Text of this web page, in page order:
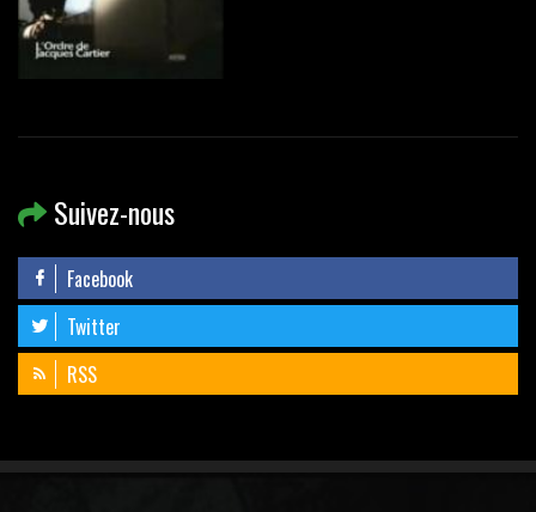
Suivez-nous
Facebook
Twitter
RSS